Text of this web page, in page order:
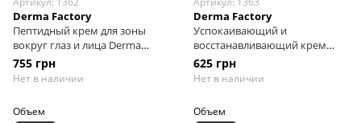
Derma Factory
Пептидный крем для зоны
вокруг глаз и лица Derma
Factory Peptide Facial & Eye
Cream, 20 мл
755 грн
Нет в наличии
Объем
Derma Factory
Успокаивающий и
восстанавливающий крем
Derma Factory Beta – Sitosterol
3% Cream, 30 мл
625 грн
Нет в наличии
Объем